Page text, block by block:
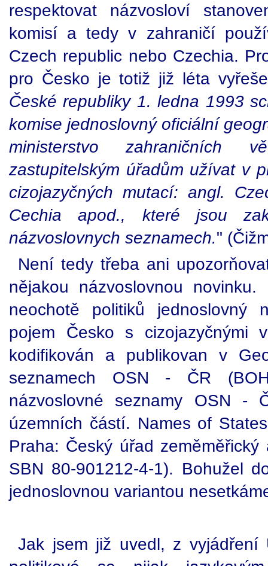
respektovat názvosloví
komisí a tedy v zahraničí
Czech republic nebo Czechia.
pro Česko je totiž již léta
České republiky 1. ledna 1993
komise jednoslovný oficiální
ministerstvo zahraničních
zastupitelským úřadům užívat v
cizojazyčných mutací: angl.
Cechia apod., které jsou
názvoslovnych seznamech."
Není tedy třeba ani
nějakou názvoslovnou
neochotě politiků jednoslovný
pojem Česko s cizojazyčnými
kodifikován a publikovan v
seznamech OSN - ČR
názvoslovné seznamy OSN -
územních částí. Names of
Praha: Český úřad
SBN 80-901212-4-1). Bohužel
jednoslovnou variantou
Jak jsem již uvedl, z vyjádření